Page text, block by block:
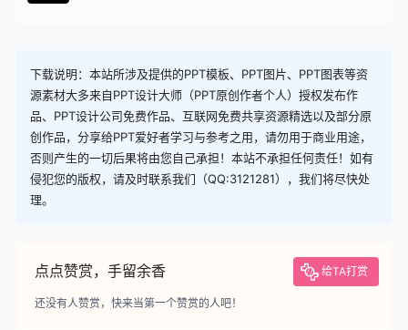
下载说明：本站所涉及提供的PPT模板、PPT图片、PPT图表等资
源素材大多来自PPT设计大师（PPT原创作者个人）授权发布作
品、PPT设计公司免费作品、互联网免费共享资源精选以及部分原
创作品，分享给PPT爱好者学习与参考之用，请勿用于商业用途，
否则产生的一切后果将由您自己承担！本站不承担任何责任！如有
侵犯您的版权，请及时联系我们（QQ:3121281），我们将尽快处
理。
点点赞赏，手留余香 给TA打赏
还没有人赞赏，快来当第一个赞赏的人吧！